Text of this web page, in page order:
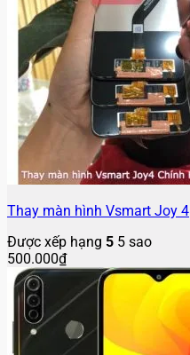
Thay màn hình Vsmart Joy 4
Được xếp hạng 5 5 sao
500.000₫